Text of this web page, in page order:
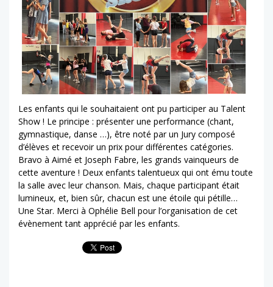
Les enfants qui le souhaitaient ont pu participer au Talent
Show ! Le principe : présenter une performance (chant,
gymnastique, danse …), être noté par un Jury composé
d’élèves et recevoir un prix pour différentes catégories.
Bravo à Aimé et Joseph Fabre, les grands vainqueurs de
cette aventure ! Deux enfants talentueux qui ont ému toute
la salle avec leur chanson. Mais, chaque participant était
lumineux, et, bien sûr, chacun est une étoile qui pétille…
Une Star. Merci à Ophélie Bell pour l’organisation de cet
évènement tant apprécié par les enfants.